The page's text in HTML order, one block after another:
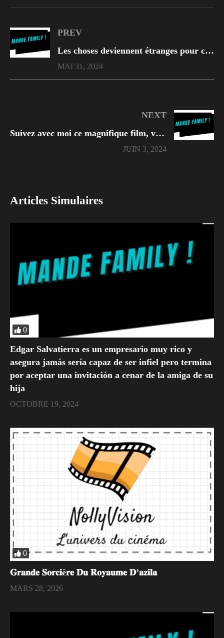
PREV
Les choses deviennent étranges pour cette mère célibataire lorsqu’elle rencontre ce riche homme
MAI 31, 2024
NEXT
Suivez avec moi ce magnifique film, vous allez l’adorer
JUIN 3, 2024
Articles Simulaires
0
Edgar Salvatierra es un empresario muy rico y
asegura jamás sería capaz de ser infiel pero termina
por aceptar una invitación a cenar de la amiga de su
hija
OCTOBRE 19, 2024
0
𝐆𝐫𝐚𝐧𝐝𝐞 𝐒𝐨𝐫𝐜𝐢è𝐫𝐞 𝐃𝐮 𝐑𝐨𝐲𝐚𝐮𝐦𝐞 𝐃’𝐚𝐳𝐢𝐥𝐚
MARS 28, 2026